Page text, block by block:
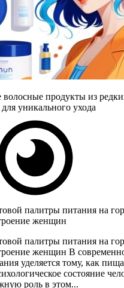
продукты из
уникального ухода
палитры питания на
женщин
палитры питания на
женщин В
уделяется тому, как
состояние
роль в этом...